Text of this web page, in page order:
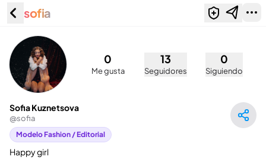
Sofia Kuznetsova (@sofia)
sofia
0
Me gusta
13
Seguidores
0
Siguiendo
Sofia Kuznetsova
@sofia
Modelo Fashion / Editorial
Happy girl